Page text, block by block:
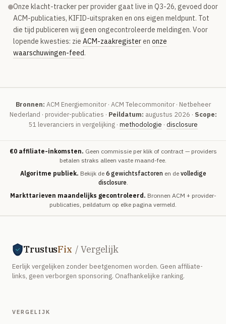
Onze klacht-tracker per provider gaat live in Q3-26, gevoed door
ACM-publicaties, KIFID-uitspraken en ons eigen meldpunt. Tot
die tijd publiceren wij geen ongecontroleerde meldingen. Voor
lopende kwesties: zie ACM-zaakregisteren onze
waarschuwingen-feed.
Bronnen: ACM Energiemonitor · ACM Telecommonitor · Netbeheer
Nederland · provider-publicaties · Peildatum: augustus 2026 · Scope:
51 leveranciers in vergelijking · methodologie · disclosure
€0 affiliate-inkomsten. Geen commissie per klik of contract — providers
betalen straks alleen vaste maand-fee.
Algoritme publiek. Bekijk de 6 gewichtsfactoren en de volledige
disclosure.
Markttarieven maandelijks gecontroleerd. Bronnen ACM + provider-
publicaties, peildatum op elke pagina vermeld.
TrustusFix / Vergelijk
Eerlijk vergelijken zonder beetgenomen worden. Geen affiliate-
links, geen verborgen sponsoring. Onafhankelijke ranking.
VERGELIJK